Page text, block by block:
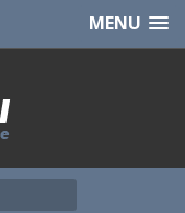
CHCĘ [klik]MENU